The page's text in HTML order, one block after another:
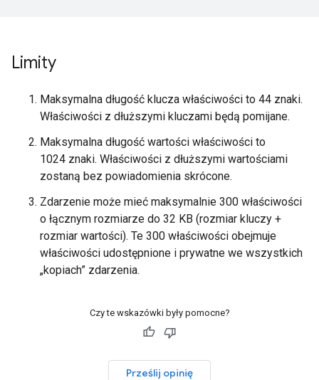
Limity
Maksymalna długość klucza właściwości to 44 znaki.
Właściwości z dłuższymi kluczami będą pomijane.
Maksymalna długość wartości właściwości to
1024 znaki. Właściwości z dłuższymi wartościami
zostaną bez powiadomienia skrócone.
Zdarzenie może mieć maksymalnie 300 właściwości
o łącznym rozmiarze do 32 KB (rozmiar kluczy +
rozmiar wartości). Te 300 właściwości obejmuje
właściwości udostępnione i prywatne we wszystkich
„kopiach” zdarzenia.
Czy te wskazówki były pomocne?
Prześlij opinię